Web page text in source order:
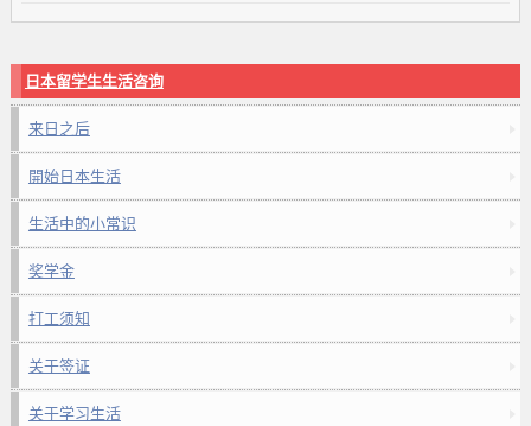
日本留学生生活咨询
来日之后
開始日本生活
生活中的小常识
奖学金
打工须知
关于签证
关于学习生活